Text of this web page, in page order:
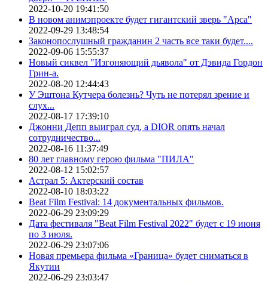
2022-10-20 19:41:50
В новом анимэпроекте будет гигантский зверь "Арса"
2022-09-29 13:48:54
Законопослушный гражданин 2 часть все таки будет....
2022-09-06 15:55:37
Новый сиквел "Изгоняющий дьявола" от Дэвида Гордон
Грин-а.
2022-08-20 12:44:43
У Эштона Кутчера болезнь? Чуть не потерял зрение и
слух...
2022-08-17 17:39:10
Джонни Депп выиграл суд, а DIOR опять начал
сотрудничество...
2022-08-16 11:37:49
80 лет главному герою фильма "ПИЛА"
2022-08-12 15:02:57
Астрал 5: Актерский состав
2022-08-10 18:03:22
Beat Film Festival: 14 документальных фильмов.
2022-06-29 23:09:29
Дата фестиваля "Beat Film Festival 2022" будет с 19 июня
по 3 июля.
2022-06-29 23:07:06
Новая премьера фильма «Граница» будет сниматься в
Якутии
2022-06-29 23:03:47